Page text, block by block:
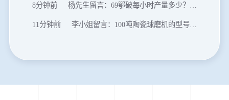
11分钟前 李小姐留言：100吨陶瓷球磨机的型号和参数？
16分钟前 肖先生留言：制砂用球磨机还是棒磨机？每小时100吨价格。
24分钟前 朱先生留言：制砂机3000吨一套多少钱？